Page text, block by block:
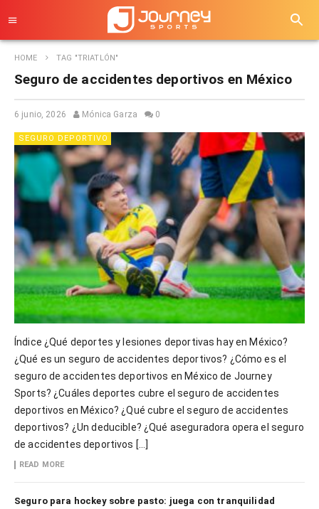
HOME TAG "TRIATLÓN"
Seguro de accidentes deportivos en México
6 junio, 2026 Mónica Garza 0
SEGURO DEPORTIVO
Índice ¿Qué deportes y lesiones deportivas hay en México?
¿Qué es un seguro de accidentes deportivos? ¿Cómo es el
seguro de accidentes deportivos en México de Journey
Sports? ¿Cuáles deportes cubre el seguro de accidentes
deportivos en México? ¿Qué cubre el seguro de accidentes
deportivos? ¿Un deducible? ¿Qué aseguradora opera el seguro
de accidentes deportivos […]
READ MORE
Seguro para hockey sobre pasto: juega con tranquilidad